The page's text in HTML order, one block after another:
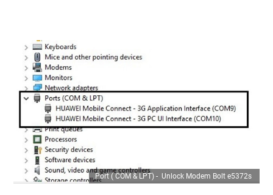
Port ( COM & LPT) - Unlock Modem Bolt e5372s